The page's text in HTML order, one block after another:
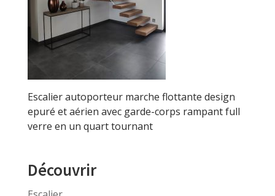
Escalier autoporteur marche flottante design
epuré et aérien avec garde-corps rampant full
verre en un quart tournant
Découvrir